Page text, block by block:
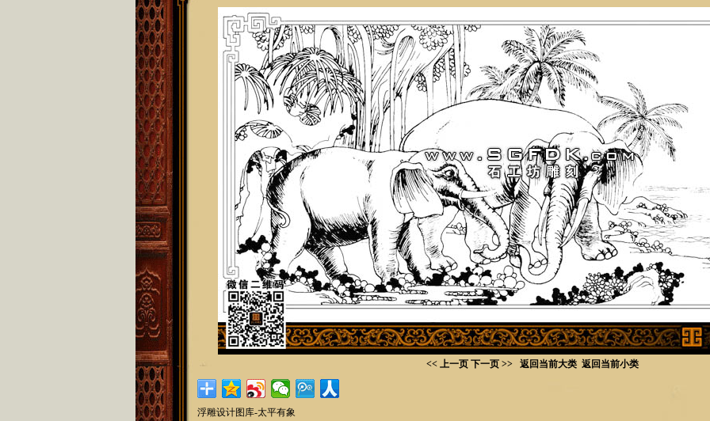
<< 上一页 下一页 >> 返回当前大类 返回当前小类
浮雕设计图库-太平有象